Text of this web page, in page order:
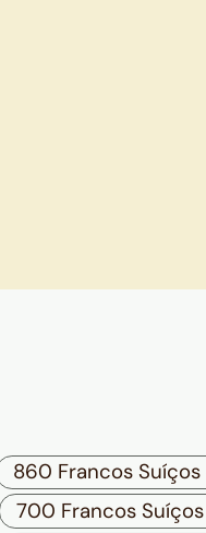
860 Francos Suíços
700 Francos